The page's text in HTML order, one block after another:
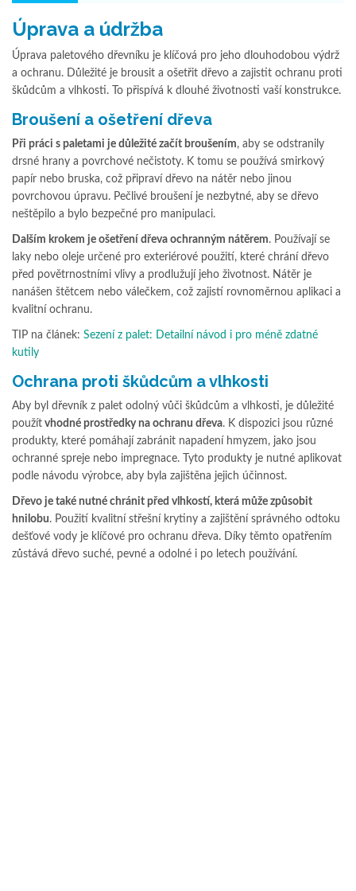
Úprava a údržba
Úprava paletového dřevníku je klíčová pro jeho dlouhodobou výdrž
a ochranu. Důležité je brousit a ošetřit dřevo a zajistit ochranu proti
škůdcům a vlhkosti. To přispívá k dlouhé životnosti vaší konstrukce.
Broušení a ošetření dřeva
Při práci s paletami je důležité začít broušením, aby se odstranily
drsné hrany a povrchové nečistoty. K tomu se používá smirkový
papír nebo bruska, což připraví dřevo na nátěr nebo jinou
povrchovou úpravu. Pečlivé broušení je nezbytné, aby se dřevo
neštěpilo a bylo bezpečné pro manipulaci.
Dalším krokem je ošetření dřeva ochranným nátěrem. Používají se
laky nebo oleje určené pro exteriérové použití, které chrání dřevo
před povětrnostními vlivy a prodlužují jeho životnost. Nátěr je
nanášen štětcem nebo válečkem, což zajistí rovnoměrnou aplikaci a
kvalitní ochranu.
TIP na článek: Sezení z palet: Detailní návod i pro méně zdatné
kutily
Ochrana proti škůdcům a vlhkosti
Aby byl dřevník z palet odolný vůči škůdcům a vlhkosti, je důležité
použít vhodné prostředky na ochranu dřeva. K dispozici jsou různé
produkty, které pomáhají zabránit napadení hmyzem, jako jsou
ochranné spreje nebo impregnace. Tyto produkty je nutné aplikovat
podle návodu výrobce, aby byla zajištěna jejich účinnost.
Dřevo je také nutné chránit před vlhkostí, která může způsobit
hnilobu. Použití kvalitní střešní krytiny a zajištění správného odtoku
dešťové vody je klíčové pro ochranu dřeva. Díky těmto opatřením
zůstává dřevo suché, pevné a odolné i po letech používání.